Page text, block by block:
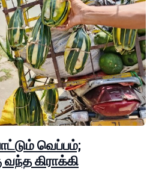
வெப்பம்;
கிராக்கி